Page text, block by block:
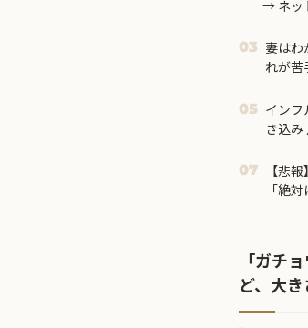
→ ネッ
03 妻はわ
れが
05 インフ
き込み
07
【悲
「絶
「ガチ
ど、大